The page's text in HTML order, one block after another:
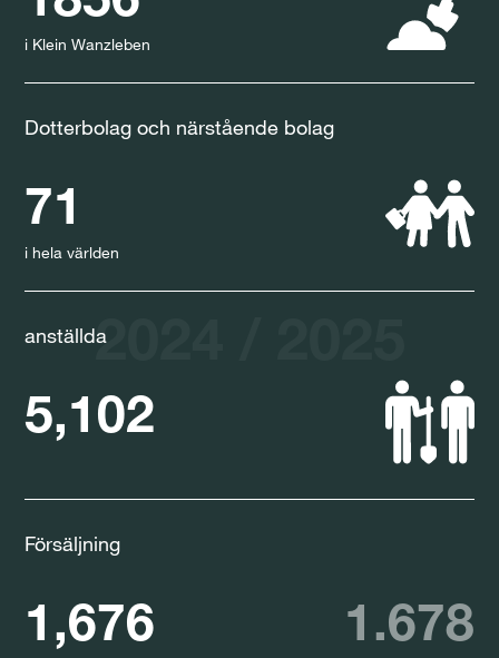
2024 / 2025
i Klein Wanzleben
Dotterbolag och närstående bolag
71
i hela världen
anställda
5,102
Försäljning
1,676 1.678